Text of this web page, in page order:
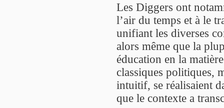
Les Diggers ont
l’air du temps et à le
unifiant les diverses
alors même que la
éducation en la
classiques politiques,
intuitif, se réalisaient
que le contexte a